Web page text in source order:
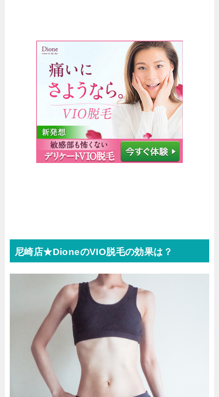
尼崎店★DioneのVIO脱毛の効果は？